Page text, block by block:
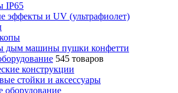
IP65
эффекты и UV (ультрафиолет)
дым машины пушки конфетти
545 товаров
конструкции
стойки и аксесcуары
оборудование